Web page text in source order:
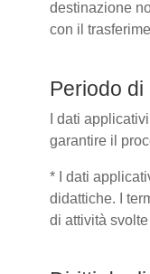
destinazione
con il
Periodo
I dati
garantire il
* I dati
didattiche. I
di attività